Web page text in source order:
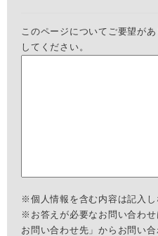
このページについてご要望が
してください。
※個人情報を含む内容は記入し
※お答えが必要なお問い合わ
お問い合わせ先」からお問い合